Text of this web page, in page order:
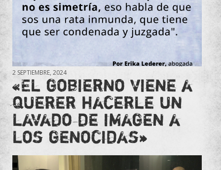
2 SEPTIEMBRE, 2024
«El gobierno viene a
querer hacerle un
lavado de imagen a
los genocidas»